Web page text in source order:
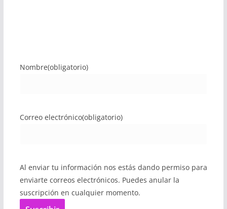
Nombre(obligatorio)
Correo electrónico(obligatorio)
Al enviar tu información nos estás dando permiso para
enviarte correos electrónicos. Puedes anular la
suscripción en cualquier momento.